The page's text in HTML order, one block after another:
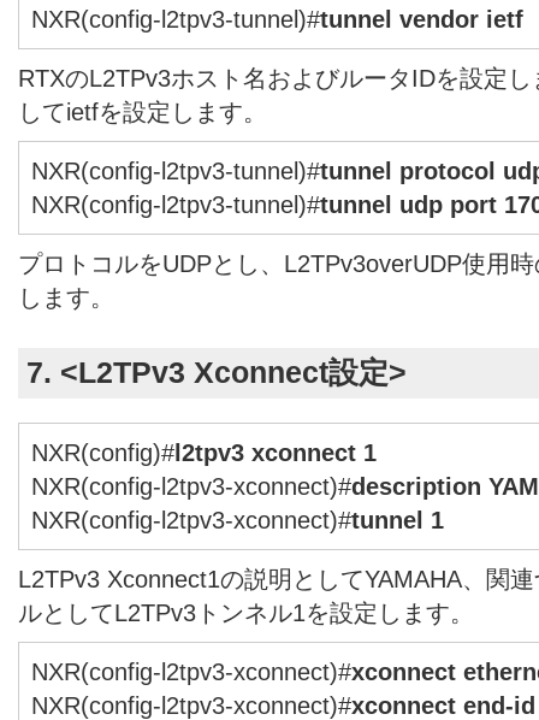
NXR(config-l2tpv3-tunnel)#tunnel vendor ietf
RTXのL2TPv3ホスト名およびルータIDを設定
してietfを設定します。
NXR(config-l2tpv3-tunnel)#tunnel protocol
NXR(config-l2tpv3-tunnel)#tunnel udp port
プロトコルをUDPとし、L2TPv3overUDP使用
します。
7. <L2TPv3 Xconnect設定>
NXR(config)#l2tpv3 xconnect 1
NXR(config-l2tpv3-xconnect)#description
NXR(config-l2tpv3-xconnect)#tunnel 1
L2TPv3 Xconnect1の説明としてYAMAHA、関
ルとしてL2TPv3トンネル1を設定します。
NXR(config-l2tpv3-xconnect)#xconnect
NXR(config-l2tpv3-xconnect)#xconnect end-